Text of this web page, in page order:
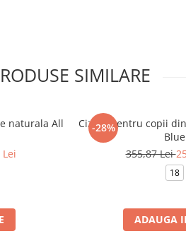
SIMILARE
naturala All
-28%
Cizme pentru copii
Blue
355,87 Lei
18
ADAUGA